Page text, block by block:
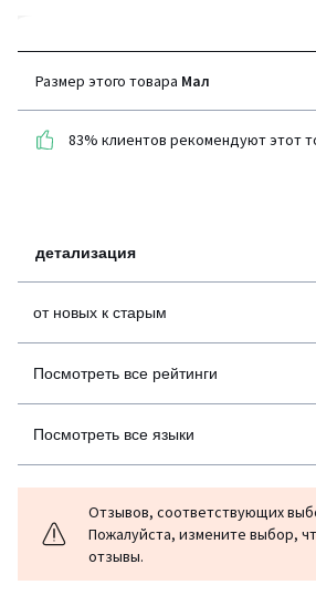
покупателей
странам
детализация
Размер этого товара Мал
83% клиентов рекомендуют этот
от новых к старым
Посмотреть все рейтинги
Посмотреть все языки
Отзывов, соответствующих
Пожалуйста, измените выбор,
отзывы.